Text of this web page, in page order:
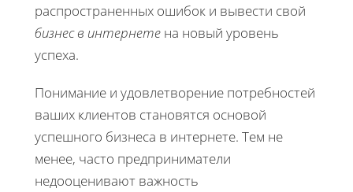
распространенных ошибок и вывести свой
бизнес в интернете на новый уровень
успеха.
Понимание и удовлетворение потребностей
ваших клиентов становятся основой
успешного бизнеса в интернете. Тем не
менее, часто предприниматели
недооценивают важность